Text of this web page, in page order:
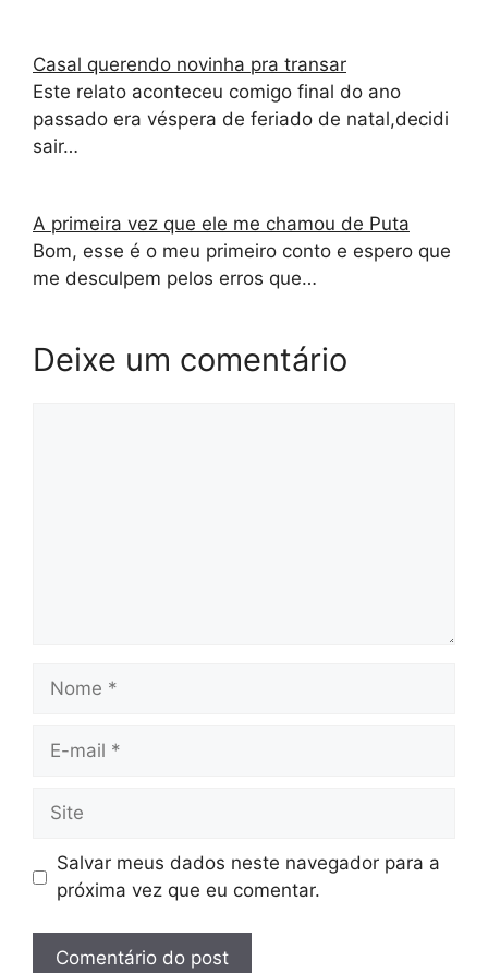
Casal querendo novinha pra transar
Este relato aconteceu comigo final do ano
passado era véspera de feriado de natal,decidi
sair…
A primeira vez que ele me chamou de Puta
Bom, esse é o meu primeiro conto e espero que
me desculpem pelos erros que…
Deixe um comentário
Nome
Site
Salvar meus dados neste navegador para a
próxima vez que eu comentar.